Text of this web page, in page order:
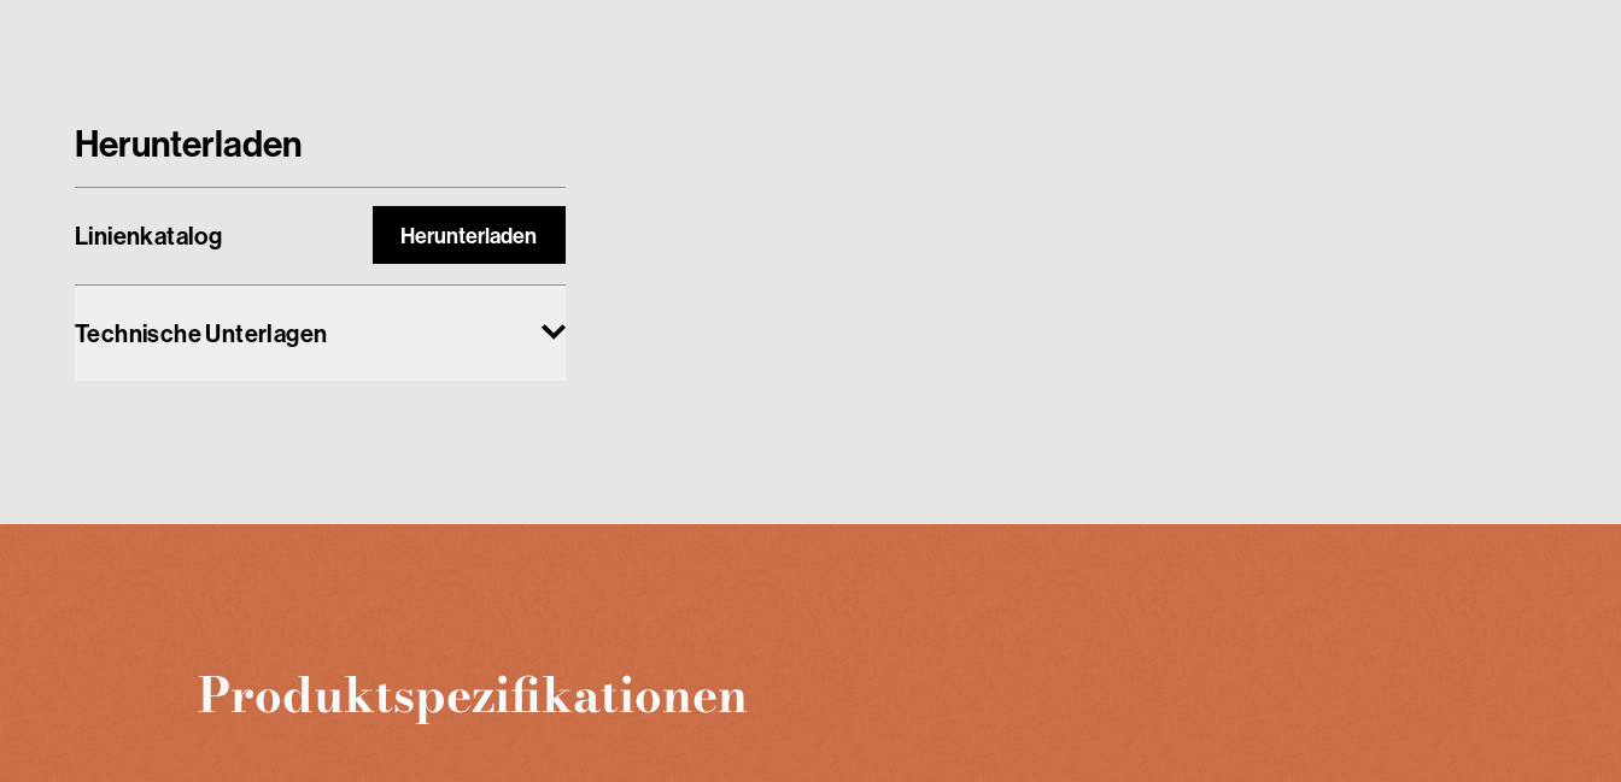
Herunterladen
Linienkatalog Herunterladen
Technische Unterlagen
Produktspezifikationen